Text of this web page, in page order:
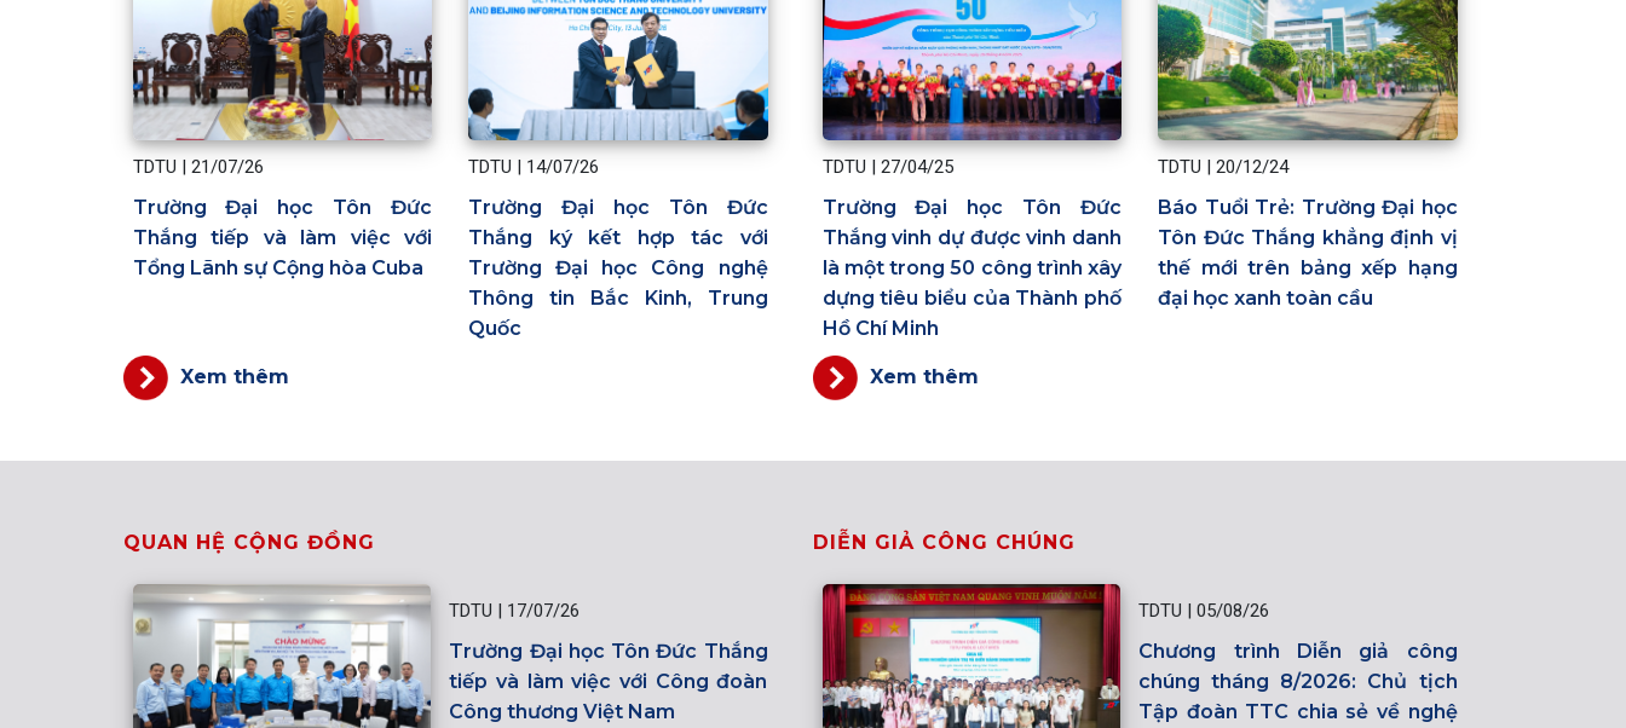
TDTU| 21/07/26
Trường Đại học Tôn Đức
Thắng tiếp và làm việc với
Tổng Lãnh sự Cộng hòa Cuba
TDTU | 14/07/26
Trường Đại học Tôn Đức
Thắng ký kết hợp tác với
Trường Đại học Công nghệ
Thông tin Bắc Kinh, Trung
Quốc
Xem thêm
TDTU| 27/04/25
Trường Đại học Tôn Đức
Thắng vinh dự được vinh danh
là một trong 50 công trình xây
dựng tiêu biểu của Thành phố
Hồ Chí Minh
TDTU | 20/12/24
Báo Tuổi Trẻ: Trường Đại học
Tôn Đức Thắng khẳng định vị
thế mới trên bảng xếp hạng
đại học xanh toàn cầu
Xem thêm
QUAN HỆ CỘNG ĐỒNG
TDTU | 17/07/26
Trường Đại học Tôn Đức Thắng
tiếp và làm việc với Công đoàn
Công thương Việt Nam
DIỄN GIẢ CÔNG CHÚNG
TDTU |05/08/26
Chương trình Diễn giả công
chúng tháng 8/2026: Chủ tịch
Tập đoàn TTC chia sẻ về nghệ